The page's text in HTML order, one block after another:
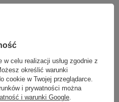
celu realizacji usług zgodnie z
określić warunki
cookie w Twojej przeglądarce.
i prywatności można
i warunki Google.